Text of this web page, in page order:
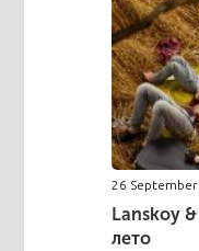
26
Lanskoy
лето